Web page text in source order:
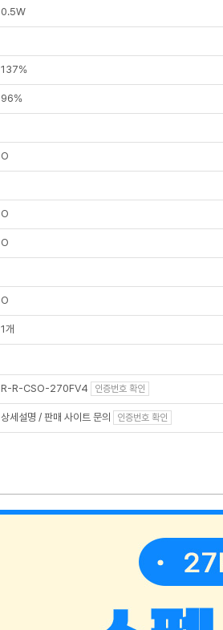
0.5W
137%
96%
O
O
O
O
1개
R-R-CSO-270FV4 인증번호 확인
상세설명 / 판매 사이트 문의 인증번호 확인